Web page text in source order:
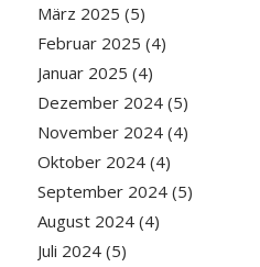
März 2025 (5)
Februar 2025 (4)
Januar 2025 (4)
Dezember 2024(5)
November 2024(4)
Oktober 2024(4)
September 2024(5)
August 2024(4)
Juli 2024(5)